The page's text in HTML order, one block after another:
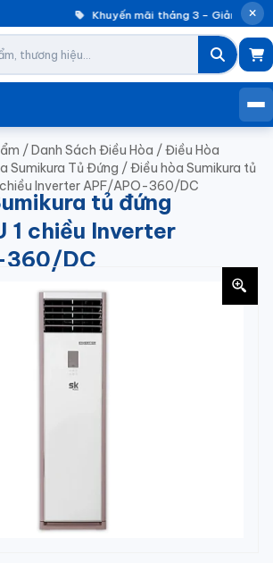
Khuyến mãi tháng 3 – Giảm đến
/Danh Sách Điều Hòa /Điều Hòa
Sumikura Tủ Đứng /Điều hòa Sumikura tủ
Inverter APF/APO-360/DC
tủ đứng
1 chiều Inverter
360/DC